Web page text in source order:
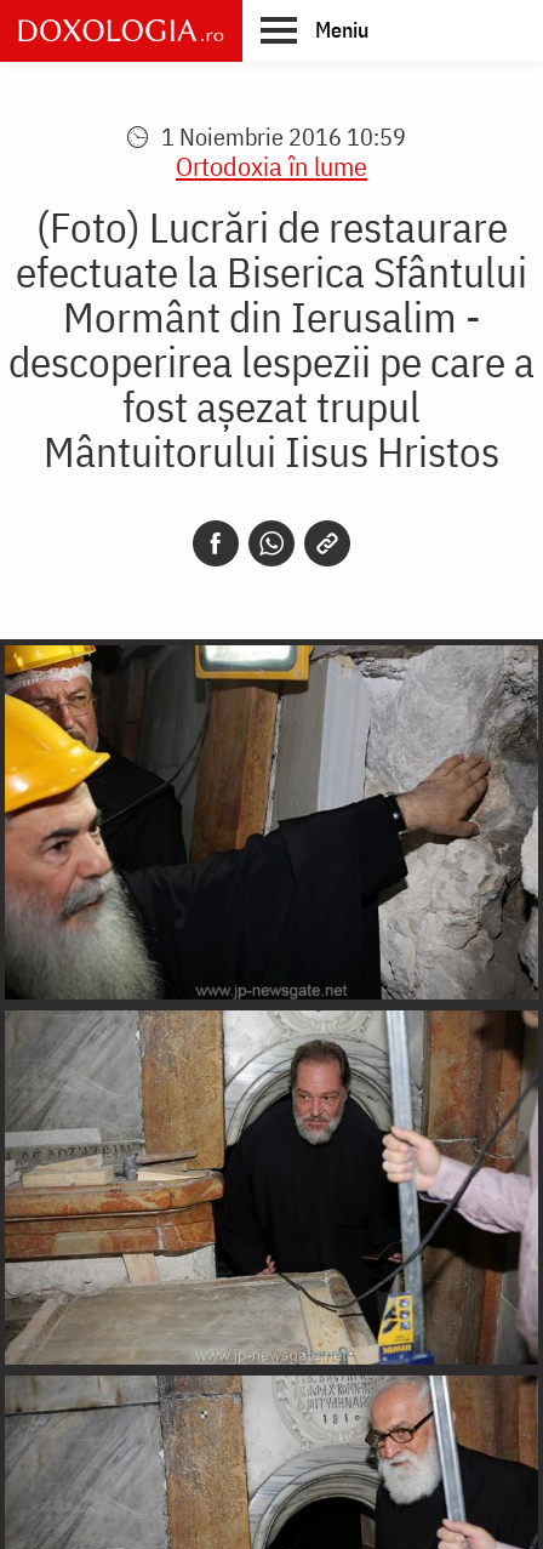
Skip
to
main
Meniu
1 Noiembrie 2016 10:59
Ortodoxia în lume
(Foto) Lucrări de restaurare
efectuate la Biserica Sfântului
Mormânt din Ierusalim -
descoperirea lespezii pe care a
fost aşezat trupul
Mântuitorului Iisus Hristos